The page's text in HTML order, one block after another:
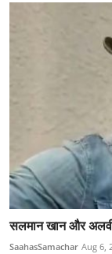
सलमान खान और
SaahasSamachar Aug 6,